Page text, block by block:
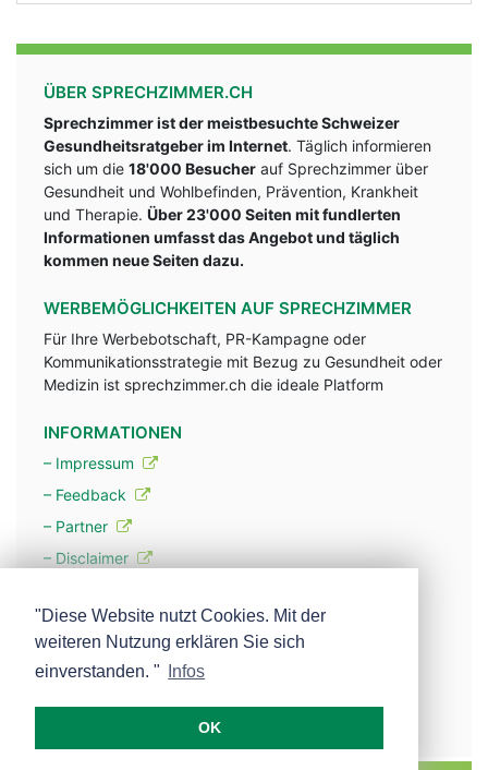
ÜBER SPRECHZIMMER.CH
Sprechzimmer ist der meistbesuchte Schweizer
Gesundheitsratgeber im Internet. Täglich informieren
sich um die 18'000 Besucher auf Sprechzimmer über
Gesundheit und Wohlbefinden, Prävention, Krankheit
und Therapie. Über 23'000 Seiten mit fundlerten
Informationen umfasst das Angebot und täglich
kommen neue Seiten dazu.
WERBEMÖGLICHKEITEN AUF SPRECHZIMMER
Für Ihre Werbebotschaft, PR-Kampagne oder
Kommunikationsstrategie mit Bezug zu Gesundheit oder
Medizin ist sprechzimmer.ch die ideale Platform
INFORMATIONEN
– Impressum
– Feedback
– Partner
– Disclaimer
– Werbung
– Mehr über unsere Experten
"Diese Website nutzt Cookies. Mit der
weiteren Nutzung erklären Sie sich
einverstanden. "
Infos
OK